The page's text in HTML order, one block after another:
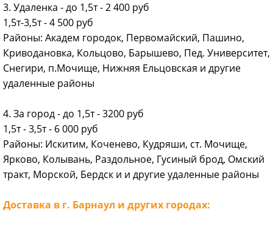
3. Удаленка - до 1,5т - 2 400 руб
1,5т-3,5т - 4 500 руб
Районы: Академ городок, Первомайский, Пашино,
Криводановка, Кольцово, Барышево, Пед. Университет,
Снегири, п.Мочище, Нижняя Ельцовская и другие
удаленные районы
4. За город - до 1,5т - 3200 руб
1,5т - 3,5т - 6 000 руб
Районы: Искитим, Коченево, Кудряши, ст. Мочище,
Ярково, Колывань, Раздольное, Гусиный брод, Омский
тракт, Морской, Бердск и и другие удаленные районы
Доставка в г. Барнаул и других городах: